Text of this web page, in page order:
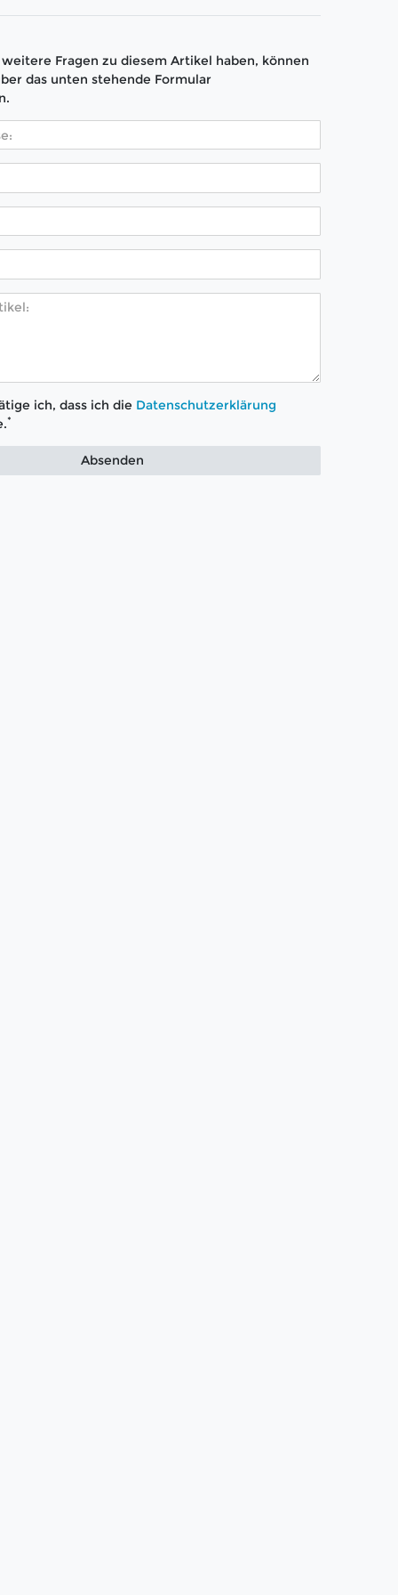
Fragen zu diesem Artikel haben, können
das unten stehende Formular
ich, dass ich die Daten­schutz­erklärung
*
Absenden